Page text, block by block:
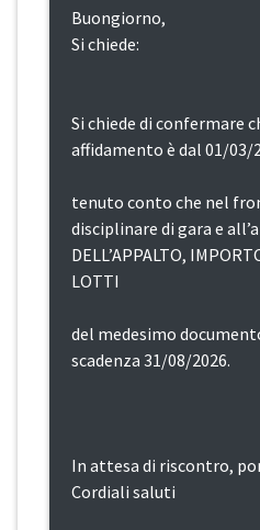
Buongiorno,
Si chiede:
Si chiede di confermare
affidamento è dal 01/03/
tenuto conto che nel
disciplinare di gara e
DELL’APPALTO,
LOTTI
del medesimo
scadenza 31/08/2026.
In attesa di riscontro,
Cordiali saluti